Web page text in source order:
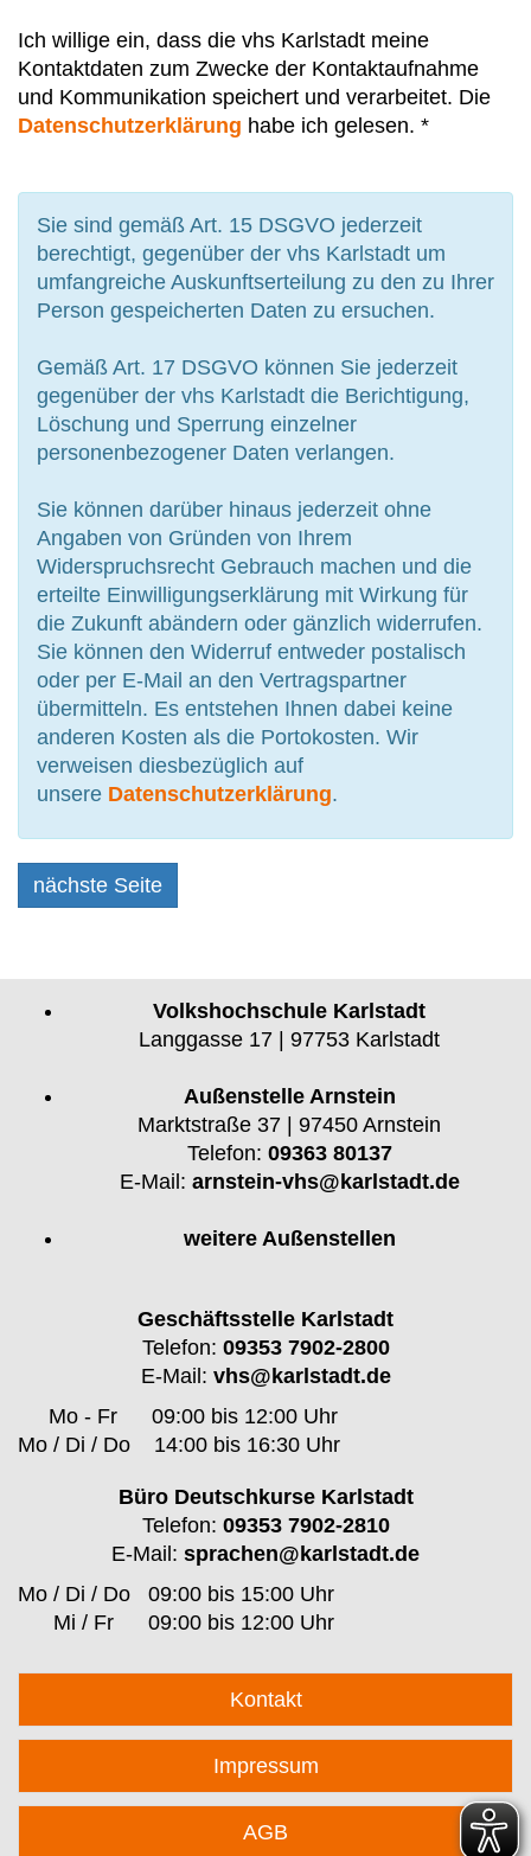
Ich willige ein, dass die vhs Karlstadt meine
Kontaktdaten zum Zwecke der Kontaktaufnahme
und Kommunikation speichert und verarbeitet. Die
Datenschutzerklärung habe ich gelesen. *
Sie sind gemäß Art. 15 DSGVO jederzeit
berechtigt, gegenüber der vhs Karlstadt um
umfangreiche Auskunftserteilung zu den zu Ihrer
Person gespeicherten Daten zu ersuchen.
Gemäß Art. 17 DSGVO können Sie jederzeit
gegenüber der vhs Karlstadt die Berichtigung,
Löschung und Sperrung einzelner
personenbezogener Daten verlangen.
Sie können darüber hinaus jederzeit ohne
Angaben von Gründen von Ihrem
Widerspruchsrecht Gebrauch machen und die
erteilte Einwilligungserklärung mit Wirkung für
die Zukunft abändern oder gänzlich widerrufen.
Sie können den Widerruf entweder postalisch
oder per E-Mail an den Vertragspartner
übermitteln. Es entstehen Ihnen dabei keine
anderen Kosten als die Portokosten. Wir
verweisen diesbezüglich auf
unsere Datenschutzerklärung.
nächste Seite
Volkshochschule Karlstadt
Langgasse 17 | 97753 Karlstadt
Außenstelle Arnstein
Marktstraße 37 | 97450 Arnstein
Telefon: 09363 80137
E-Mail: arnstein-vhs@karlstadt.de
weitere Außenstellen
Geschäftsstelle Karlstadt
Telefon: 09353 7902-2800
E-Mail: vhs@karlstadt.de
Mo - Fr
09:00 bis 12:00 Uhr
Mo / Di / Do
14:00 bis 16:30 Uhr
Büro Deutschkurse Karlstadt
Telefon: 09353 7902-2810
E-Mail: sprachen@karlstadt.de
Mo / Di / Do 09:00 bis 15:00 Uhr
Mi / Fr
09:00 bis 12:00 Uhr
Kontakt
Impressum
AGB